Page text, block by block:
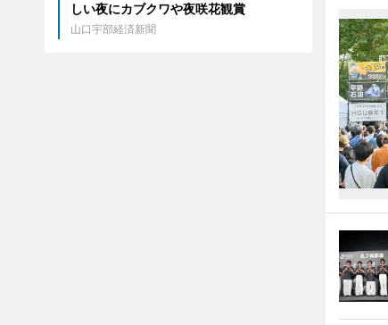
しい夜にカブクワや夜咲花観賞
山口宇部経済新聞